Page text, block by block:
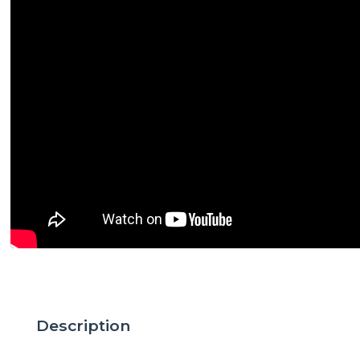
Description